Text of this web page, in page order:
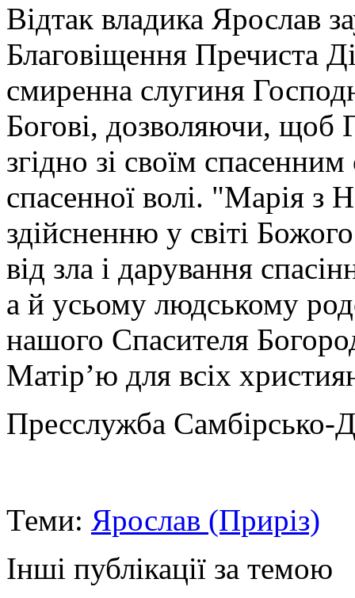
Відтак владика Ярослав
Благовіщення Пречиста
смиренна слугиня
Богові, дозволяючи, щоб
згідно зі своїм
спасенної волі. "Марія з
здійсненню у світі
від зла і дарування
а й усьому людському
нашого Спасителя
Матір’ю для всіх
Пресслужба Самбірсько-
Теми: Ярослав (Приріз)
Інші публікації за темою